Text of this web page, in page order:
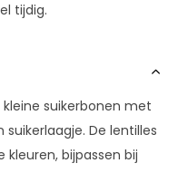
tijdig.
kleine suikerbonen met
De lentilles
kleuren, bijpassen bij